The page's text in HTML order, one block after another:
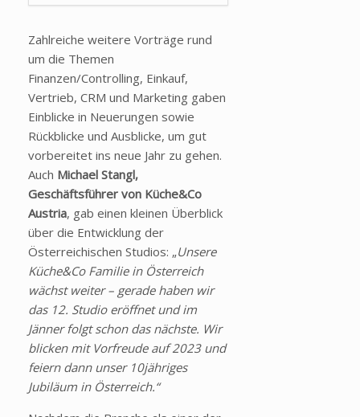
Zahlreiche weitere Vorträge rund
um die Themen
Finanzen/Controlling, Einkauf,
Vertrieb, CRM und Marketing gaben
Einblicke in Neuerungen sowie
Rückblicke und Ausblicke, um gut
vorbereitet ins neue Jahr zu gehen.
Auch Michael Stangl,
Geschäftsführer von Küche&Co
Austria, gab einen kleinen Überblick
über die Entwicklung der
Österreichischen Studios: „Unsere
Küche&Co Familie in Österreich
wächst weiter – gerade haben wir
das 12. Studio eröffnet und im
Jänner folgt schon das nächste. Wir
blicken mit Vorfreude auf 2023 und
feiern dann unser 10jähriges
Jubiläum in Österreich.“